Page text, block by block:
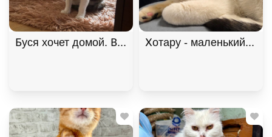
Буся хочет домой. В дар!, Черепаховый,
Хотару - маленький